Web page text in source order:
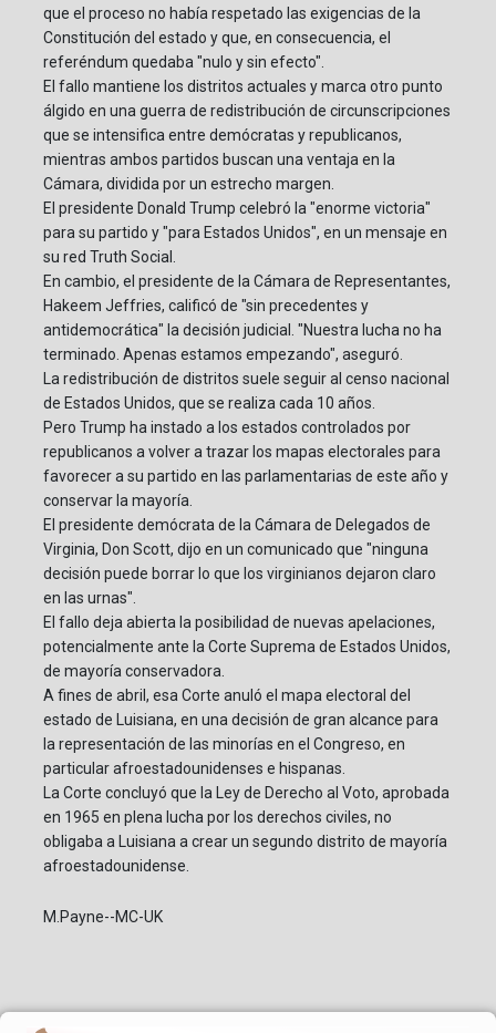
que el proceso no había respetado las exigencias de la
Constitución del estado y que, en consecuencia, el
referéndum quedaba "nulo y sin efecto".
El fallo mantiene los distritos actuales y marca otro punto
álgido en una guerra de redistribución de circunscripciones
que se intensifica entre demócratas y republicanos,
mientras ambos partidos buscan una ventaja en la
Cámara, dividida por un estrecho margen.
El presidente Donald Trump celebró la "enorme victoria"
para su partido y "para Estados Unidos", en un mensaje en
su red Truth Social.
En cambio, el presidente de la Cámara de Representantes,
Hakeem Jeffries, calificó de "sin precedentes y
antidemocrática" la decisión judicial. "Nuestra lucha no ha
terminado. Apenas estamos empezando", aseguró.
La redistribución de distritos suele seguir al censo nacional
de Estados Unidos, que se realiza cada 10 años.
Pero Trump ha instado a los estados controlados por
republicanos a volver a trazar los mapas electorales para
favorecer a su partido en las parlamentarias de este año y
conservar la mayoría.
El presidente demócrata de la Cámara de Delegados de
Virginia, Don Scott, dijo en un comunicado que "ninguna
decisión puede borrar lo que los virginianos dejaron claro
en las urnas".
El fallo deja abierta la posibilidad de nuevas apelaciones,
potencialmente ante la Corte Suprema de Estados Unidos,
de mayoría conservadora.
A fines de abril, esa Corte anuló el mapa electoral del
estado de Luisiana, en una decisión de gran alcance para
la representación de las minorías en el Congreso, en
particular afroestadounidenses e hispanas.
La Corte concluyó que la Ley de Derecho al Voto, aprobada
en 1965 en plena lucha por los derechos civiles, no
obligaba a Luisiana a crear un segundo distrito de mayoría
afroestadounidense.
M.Payne--MC-UK